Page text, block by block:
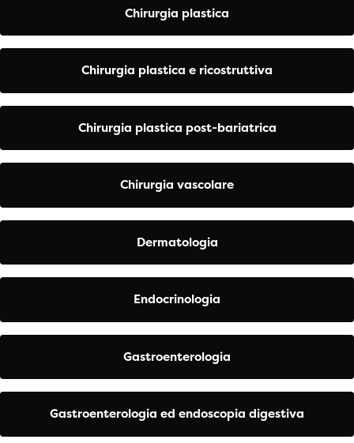
Chirurgia plastica
Chirurgia plastica e ricostruttiva
Chirurgia plastica post-bariatrica
Chirurgia vascolare
Dermatologia
Endocrinologia
Gastroenterologia
Gastroenterologia ed endoscopia digestiva